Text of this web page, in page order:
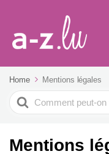
Home Mentions légales
Search
For
Mentions